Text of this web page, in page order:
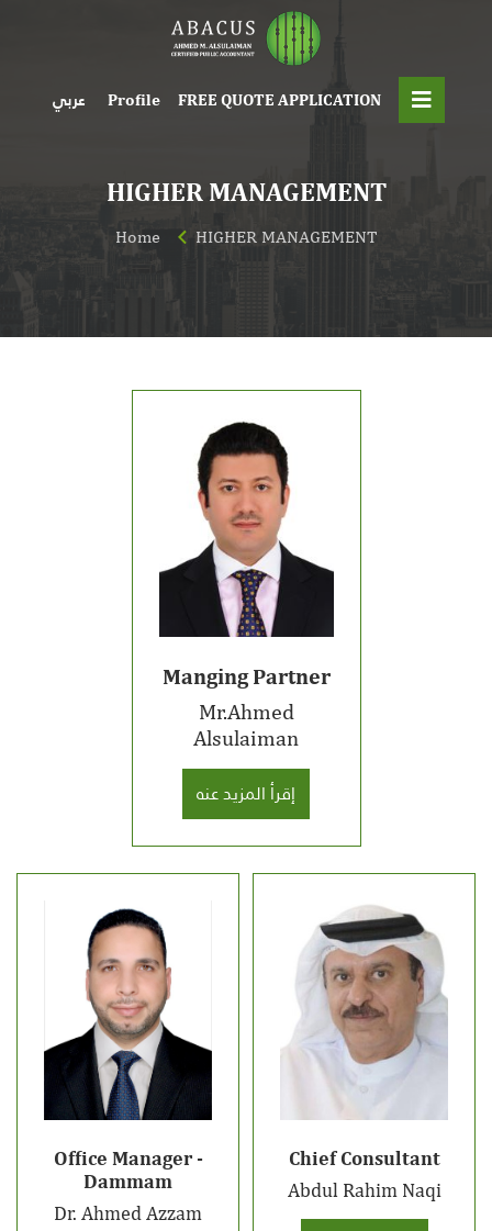
عربي Profile FREE QUOTE APPLICATION
HIGHER MANAGEMENT
Home HIGHER MANAGEMENT
Manging Partner
Mr.Ahmed
Alsulaiman
إقرأ المزيد عنه
Office Manager -
Dammam
Dr. Ahmed Azzam
Chief Consultant
Abdul Rahim Naqi